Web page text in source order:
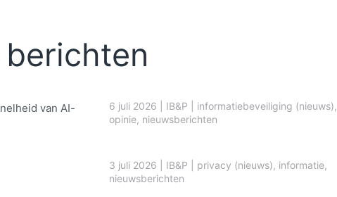
van AI-
6 juli 2026 IB&P informatiebeveiliging (nieuws),
opinie, nieuwsberichten
3 juli 2026 IB&P privacy (nieuws), informatie,
nieuwsberichten